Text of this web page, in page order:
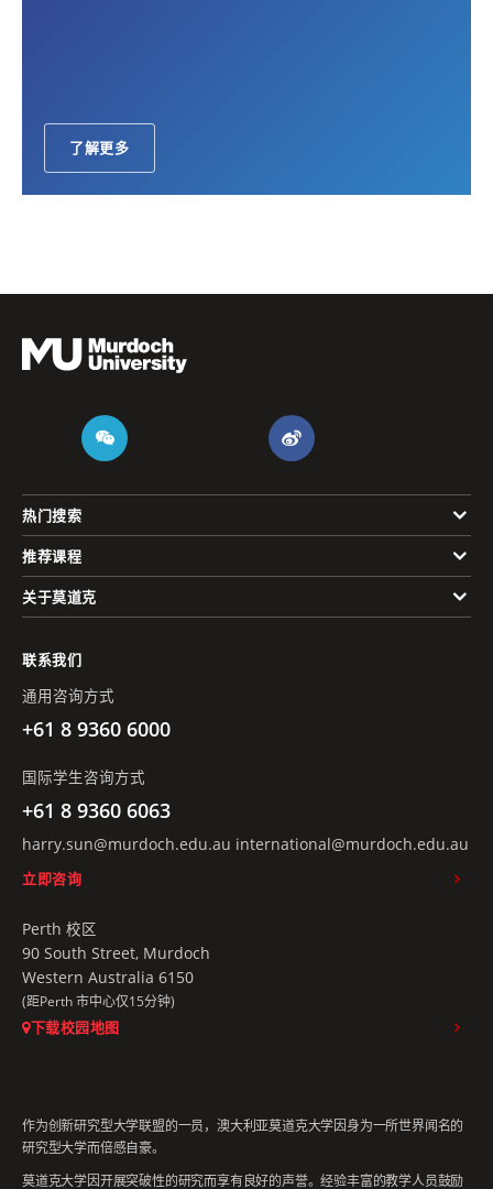
了解更多
热门搜索
推荐课程
关于莫道克
联系我们
通用咨询方式
+61 8 9360 6000
国际学生咨询方式
+61 8 9360 6063
harry.sun@murdoch.edu.au international@murdoch.edu.au
立即咨询
Perth 校区
90 South Street, Murdoch
Western Australia 6150
(距Perth 市中心仅15分钟)
下载校园地图
作为创新研究型大学联盟的一员，澳大利亚莫道克大学因身为一所世界闻名的
研究型大学而倍感自豪。
莫道克大学因开展突破性的研究而享有良好的声誉。经验丰富的教学人员鼓励